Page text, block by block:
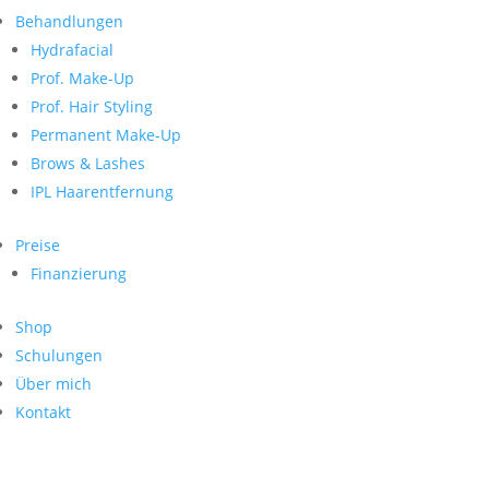
Behandlungen
Hydrafacial
Prof. Make-Up
Prof. Hair Styling
Permanent Make-Up
Brows & Lashes
IPL Haarentfernung
Preise
Finanzierung
Shop
Schulungen
Über mich
Kontakt
nach:
Neueste Kommentare
Archiv
Kategorien
Keine Kategorien
Meta
Anmelden
Feed der Einträge
WordPress.org
Search
nach:
Archive
Kontakt
Impressum
Datenschutz